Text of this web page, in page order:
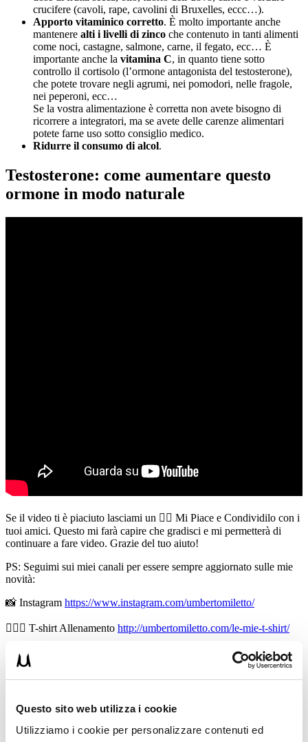
Questo sito web utilizza i cookie
Utilizziamo i cookie per personalizzare contenuti ed
crucifere (cavoli, rape, cavolini di Bruxelles, eccc…).
Apporto vitaminico corretto. È molto importante anche
mantenere alti i livelli di zinco che contenuto in tanti alimenti
come noci, castagne, salmone, carne, il fegato, ecc… È
importante anche la vitamina C, in quanto tiene sotto
controllo il cortisolo (l’ormone antagonista del testosterone),
che potete trovare negli agrumi, nei pomodori, nelle fragole,
nei peperoni, ecc…
Se la vostra alimentazione è corretta non avete bisogno di
ricorrere a integratori, ma se avete delle carenze alimentari
potete farne uso sotto consiglio medico.
Ridurre il consumo di alcol.
Testosterone: come aumentare questo
ormone in modo naturale
Se il video ti è piaciuto lasciami un 👍🏻 Mi Piace e Condividilo con i
tuoi amici. Questo mi farà capire che gradisci e mi permetterà di
continuare a fare video. Grazie del tuo aiuto!
PS: Seguimi sui miei canali per essere sempre aggiornato sulle mie
novità:
📸 Instagram https://www.instagram.com/umbertomiletto/
🏋🏻‍♂️ T-shirt Allenamento http://umbertomiletto.com/le-mie-t-shirt/
Avvertenze: le informazioni contenute in questi video non intendono
sostituirsi in nessun modo a parere medico o di altri specialisti.
L’autore declina ogni responsabilità di effetti o di conseguenze
il trx, e con altri attrezzi può causare infortuni si consiglia pertanto di
prestare la massima attenzione e di eseguire esercizi e metodologie
adatte al proprio livello di forma. Consultare il proprio medico di